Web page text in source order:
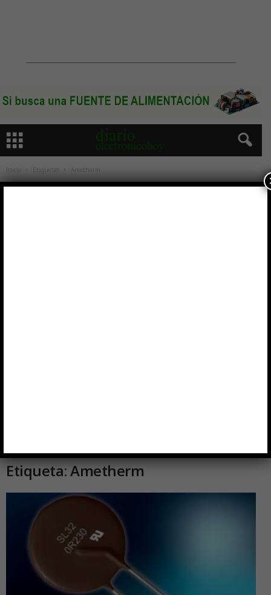
Inicio Etiquetas Ametherm
Etiqueta: Ametherm